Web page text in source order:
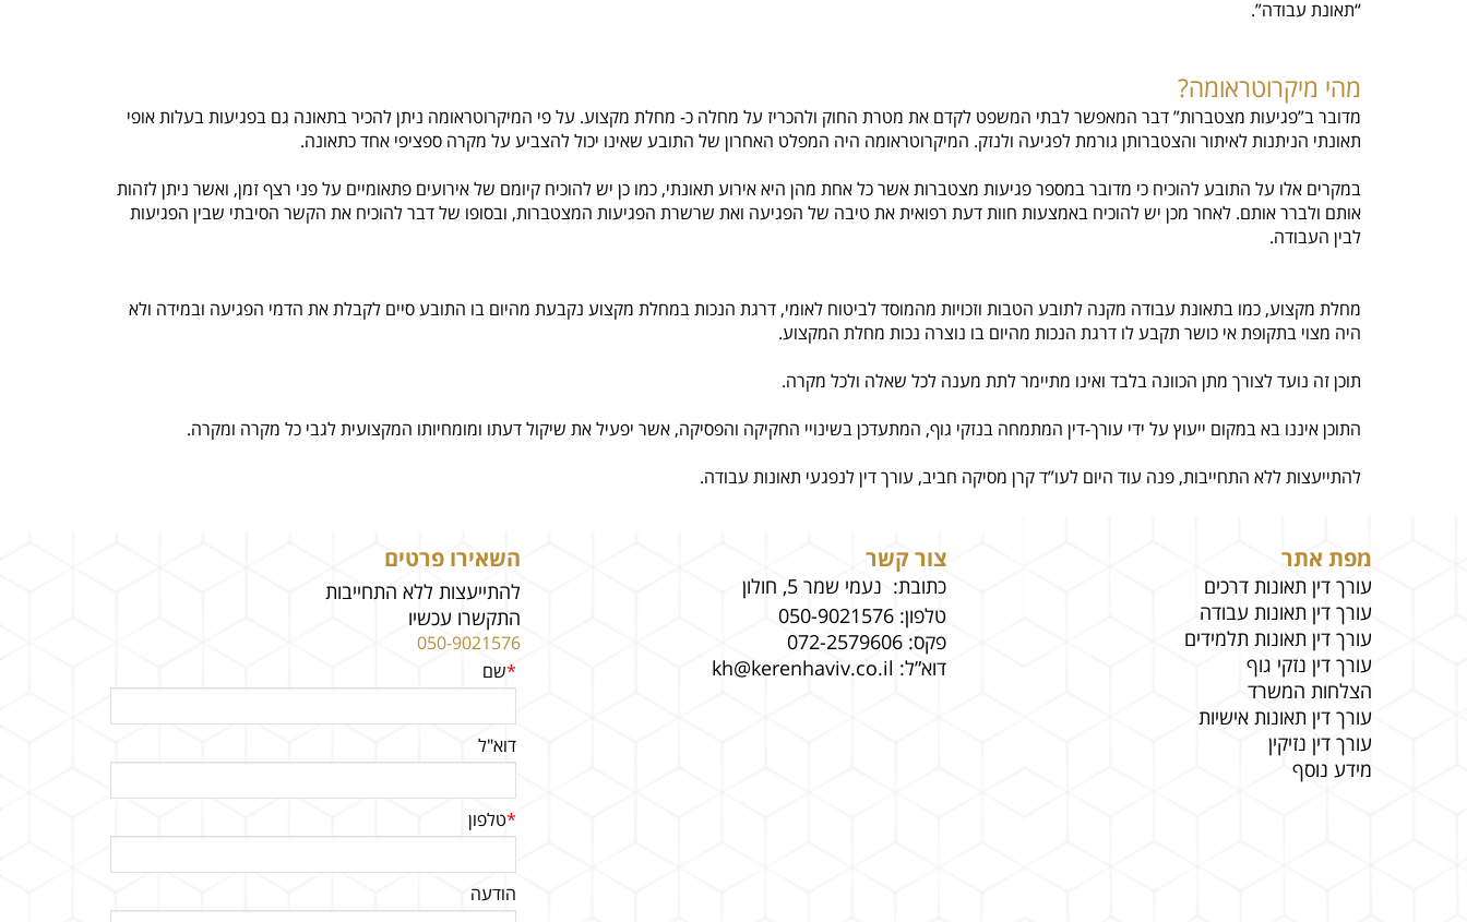
“תאונת עבודה”.
מהי מיקרוטראומה?
מדובר ב”פגיעות מצטברות” דבר המאפשר לבתי המשפט לקדם את מטרת החוק ולהכריז על מחלה כ- מחלת מקצוע. על פי המיקרוטראומה ניתן להכיר בתאונה גם בפגיעות בעלות אופי
תאונתי הניתנות לאיתור והצטברותן גורמת לפגיעה ולנזק. המיקרוטראומה היה המפלט האחרון של התובע שאינו יכול להצביע על מקרה ספציפי אחד כתאונה.
במקרים אלו על התובע להוכיח כי מדובר במספר פגיעות מצטברות אשר כל אחת מהן היא אירוע תאונתי, כמו כן יש להוכיח קיומם של אירועים פתאומיים על פני רצף זמן, ואשר ניתן לזהות
אותם ולברר אותם. לאחר מכן יש להוכיח באמצעות חוות דעת רפואית את טיבה של הפגיעה ואת שרשרת הפגיעות המצטברות, ובסופו של דבר להוכיח את הקשר הסיבתי שבין הפגיעות
לבין העבודה.
מחלת מקצוע, כמו בתאונת עבודה מקנה לתובע הטבות וזכויות מהמוסד לביטוח לאומי, דרגת הנכות במחלת מקצוע נקבעת מהיום בו התובע סיים לקבלת את הדמי הפגיעה ובמידה ולא
היה מצוי בתקופת אי כושר תקבע לו דרגת הנכות מהיום בו נוצרה נכות מחלת המקצוע.
תוכן זה נועד לצורך מתן הכוונה בלבד ואינו מתיימר לתת מענה לכל שאלה ולכל מקרה.
התוכן איננו בא במקום ייעוץ על ידי עורך-דין המתמחה בנזקי גוף, המתעדכן בשינויי החקיקה והפסיקה, אשר יפעיל את שיקול דעתו ומומחיותו המקצועית לגבי כל מקרה ומקרה.
להתייעצות ללא התחייבות, פנה עוד היום לעו”ד קרן מסיקה חביב, עורך דין לנפגעי תאונות עבודה.
מפת אתר
עורך דין תאונות דרכים
עורך דין תאונות עבודה
עורך דין תאונות תלמידים
עורך דין נזקי גוף
הצלחות המשרד
עורך דין תאונות אישיות
עורך דין נזיקין
מידע נוסף
צור קשר
כתובת: נעמי שמר 5, חולון
טלפון: 050-9021576
פקס: 072-2579606
דוא”ל: kh@kerenhaviv.co.il
השאירו פרטים
להתייעצות ללא התחייבות
התקשרו עכשיו
050-9021576
*שם
דוא"ל
*טלפון
הודעה